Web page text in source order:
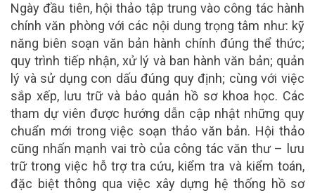
Ngày đầu tiên, hội thảo tập trung vào công tác hành
chính văn phòng với các nội dung trọng tâm như: kỹ
năng biên soạn văn bản hành chính đúng thể thức;
quy trình tiếp nhận, xử lý và ban hành văn bản; quản
lý và sử dụng con dấu đúng quy định; cùng với việc
sắp xếp, lưu trữ và bảo quản hồ sơ khoa học. Các
tham dự viên được hướng dẫn cập nhật những quy
chuẩn mới trong việc soạn thảo văn bản. Hội thảo
cũng nhấn mạnh vai trò của công tác văn thư – lưu
trữ trong việc hỗ trợ tra cứu, kiểm tra và kiểm toán,
đặc biệt thông qua việc xây dựng hệ thống hồ sơ